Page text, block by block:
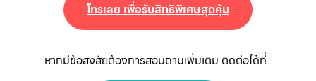
โทรเลย เพื่อรับสิทธิพิเศษสุดคุ้ม
หากมีข้อสงสัยต้องการสอบถามเพิ่มเติม ติดต่อได้ที่ :